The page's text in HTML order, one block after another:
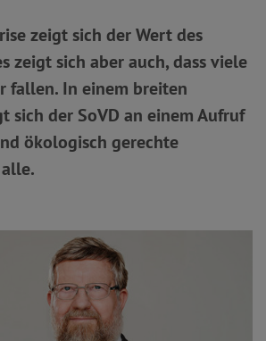
zeigt sich der Wert des
zeigt sich aber auch, dass viele
fallen. In einem breiten
sich der SoVD an einem Aufruf
ökologisch gerechte